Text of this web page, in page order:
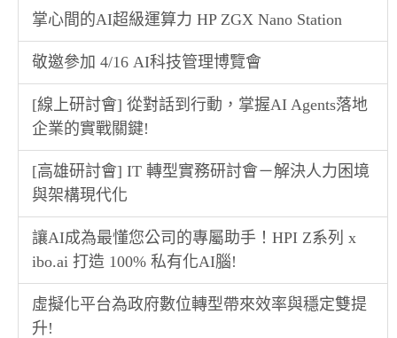
掌心間的AI超級運算力 HP ZGX Nano Station
敬邀參加 4/16 AI科技管理博覽會
[線上研討會] 從對話到行動，掌握AI Agents落地
企業的實戰關鍵!
[高雄研討會] IT 轉型實務研討會－解決人力困境
與架構現代化
讓AI成為最懂您公司的專屬助手！HPI Z系列 x
ibo.ai 打造 100% 私有化AI腦!
虛擬化平台為政府數位轉型帶來效率與穩定雙提
升!